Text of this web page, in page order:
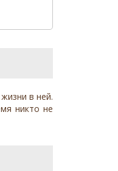
в ней.
никто не